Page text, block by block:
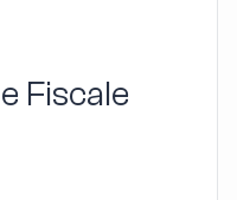
Fiscale